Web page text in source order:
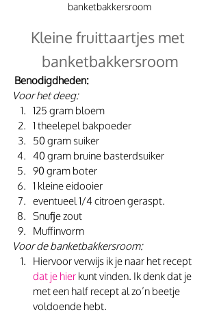
banketbakkersroom
Kleine fruittaartjes met
banketbakkersroom
Benodigdheden:
Voor het deeg:
125 gram bloem
1 theelepel bakpoeder
50 gram suiker
40 gram bruine basterdsuiker
90 gram boter
1 kleine eidooier
eventueel 1/4 citroen geraspt.
Snufje zout
Muffinvorm
Voor de banketbakkersroom:
Hiervoor verwijs ik je naar het recept
dat je hier kunt vinden. Ik denk dat je
met een half recept al zo’n beetje
voldoende hebt.